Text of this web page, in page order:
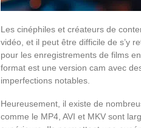
Les cinéphiles et créateurs de
vidéo, et il peut être difficile de s’y
pour les enregistrements de films
format est une version cam avec
imperfections notables.
Heureusement, il existe de
comme le MP4, AVI et MKV sont